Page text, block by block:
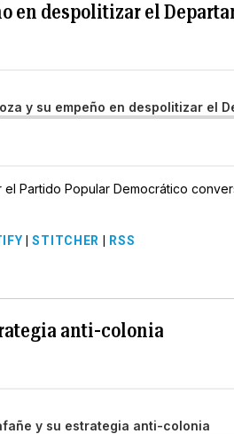
en despolitizar el
y su empeño en despolitizar el
Partido Popular Democrático
|STITCHER RSS
anti-colonia
y su estrategia anti-colonia